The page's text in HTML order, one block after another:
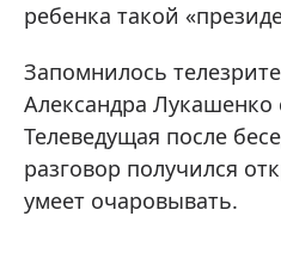
ребенка такой
Запомнилось
Александра Лукашенко
Телеведущая после
разговор получился
умеет очаровывать.